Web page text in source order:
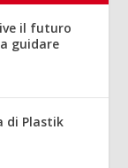
il futuro
guidare
di Plastik